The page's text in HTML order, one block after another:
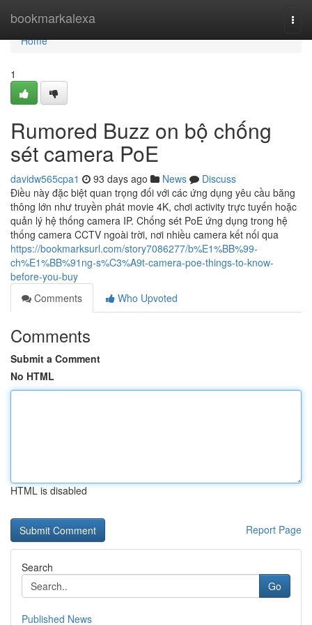
bookmarkalexa
Home
Home
1
Rumored Buzz on bộ chống
sét camera PoE
davidw565cpa1 93 days ago News
Discuss
Điều này đặc biệt quan trọng đối với các ứng dụng yêu cầu băng
thông lớn như truyền phát movie 4K, chơi activity trực tuyến hoặc
quản lý hệ thống camera IP. Chống sét PoE ứng dụng trong hệ
thống camera CCTV ngoài trời, nơi nhiều camera kết nối qua
https://bookmarksurl.com/story7086277/b%E1%BB%99-
ch%E1%BB%91ng-s%C3%A9t-camera-poe-things-to-know-
before-you-buy
Comments
Who Upvoted
Comments
Submit a Comment
No HTML
HTML is disabled
Report Page
Search
Go
Published News